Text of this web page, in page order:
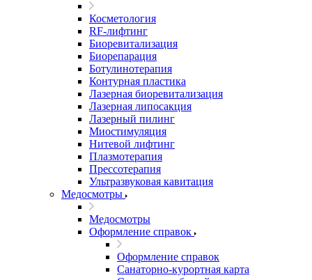
Косметология
RF-лифтинг
Биоревитализация
Биорепарация
Ботулинотерапия
Контурная пластика
Лазерная биоревитализация
Лазерная липосакция
Лазерный пилинг
Миостимуляция
Нитевой лифтинг
Плазмотерапия
Прессотерапия
Ультразвуковая кавитация
Медосмотры
Медосмотры
Оформление справок
Оформление справок
Санаторно-курортная карта